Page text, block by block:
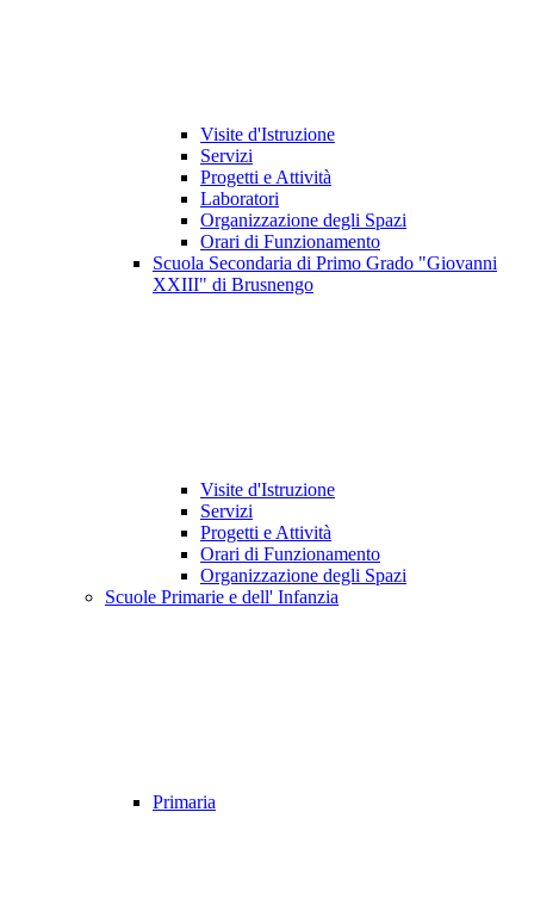
Visite d'Istruzione
Servizi
Progetti e Attività
Laboratori
Organizzazione degli Spazi
Orari di Funzionamento
Scuola Secondaria di Primo Grado "Giovanni
XXIII" di Brusnengo
Visite d'Istruzione
Servizi
Progetti e Attività
Orari di Funzionamento
Organizzazione degli Spazi
Scuole Primarie e dell' Infanzia
Primaria